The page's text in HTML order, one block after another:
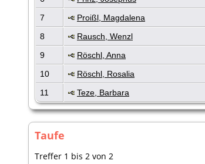
7
Proißl, Magdalena
8
Rausch, Wenzl
9
Röschl, Anna
10
Röschl, Rosalia
11
Teze, Barbara
Taufe
Treffer 1 bis 2 von 2